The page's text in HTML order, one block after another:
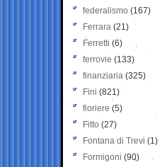
federalismo (167)
Ferrara (21)
Ferretti (6)
ferrovie (133)
finanziaria (325)
Fini (821)
fioriere (5)
Fitto (27)
Fontana di Trevi (1)
Formigoni (90)